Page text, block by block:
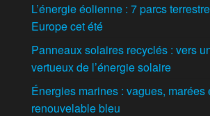
L’énergie éolienne : 7 parcs
Europe cet été
Panneaux solaires recyclés : vers
vertueux de l’énergie solaire
Énergies marines : vagues, marées
renouvelable bleu